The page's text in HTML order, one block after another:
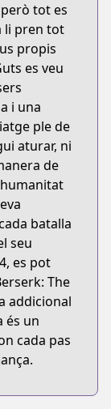
tot es
li pren tot
propis
es veu
i una
ple de
aturar, ni
de
batalla
seu
es pot
The
addicional
és un
cada pas